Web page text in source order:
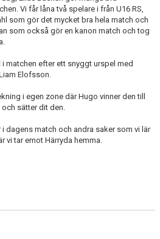
Vi får låna två spelare i från U16 RS,
som gör det mycket bra hela match och
som också gör en kanon match och tog
matchen efter ett snyggt urspel med
Liam Elofsson.
i egen zone där Hugo vinner den till
och sätter dit den.
dagens match och andra saker som vi lär
vi tar emot Härryda hemma.